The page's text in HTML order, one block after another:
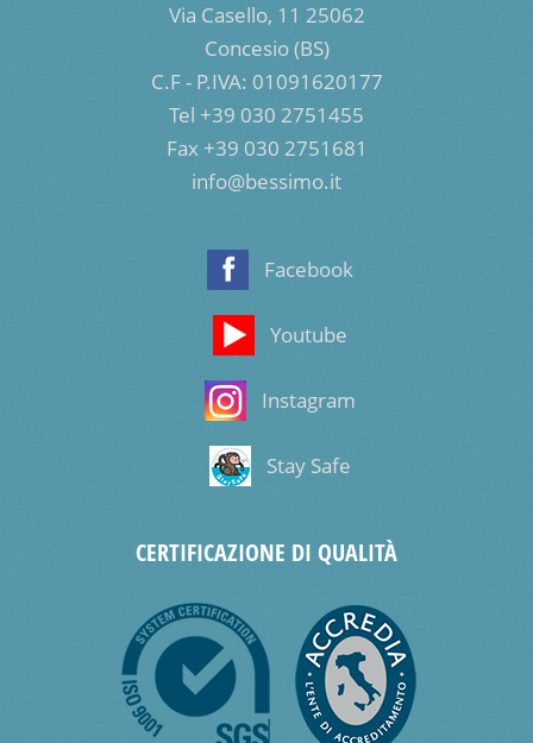
Via Casello, 11 25062
Concesio (BS)
C.F - P.IVA: 01091620177
Tel +39 030 2751455
Fax +39 030 2751681
info@bessimo.it
Facebook
Youtube
Instagram
Stay Safe
CERTIFICAZIONE DI QUALITÀ